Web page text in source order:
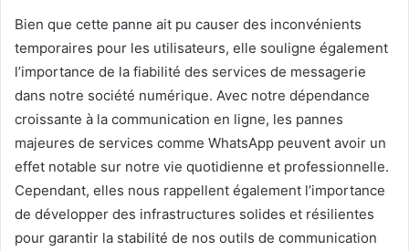
Bien que cette panne ait pu causer des inconvénients
temporaires pour les utilisateurs, elle souligne également
l’importance de la fiabilité des services de messagerie
dans notre société numérique. Avec notre dépendance
croissante à la communication en ligne, les pannes
majeures de services comme WhatsApp peuvent avoir un
effet notable sur notre vie quotidienne et professionnelle.
Cependant, elles nous rappellent également l’importance
de développer des infrastructures solides et résilientes
pour garantir la stabilité de nos outils de communication